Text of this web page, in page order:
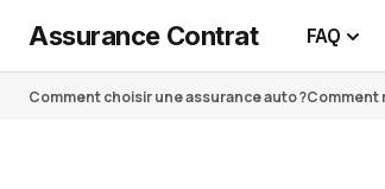
Assurance Contrat FAQ
Comment choisir une assurance auto ?Comment